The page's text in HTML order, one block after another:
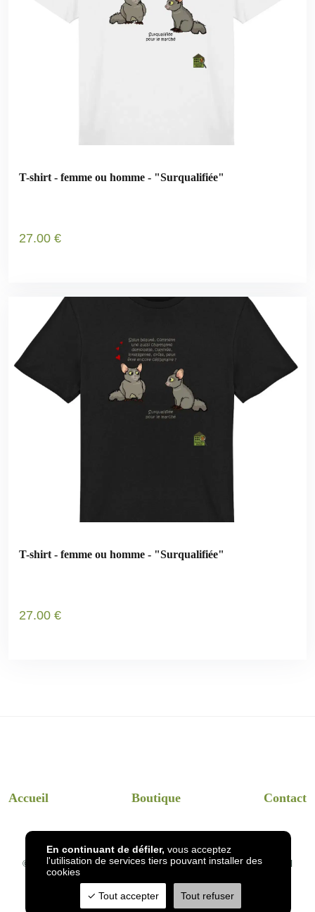
T-shirt - femme ou homme - "Surqualifiée"
27.00 €
T-shirt - femme ou homme - "Surqualifiée"
27.00 €
Accueil Boutique Contact
© 2026InsectsHotel- Dessins et visuels InsectsHotel en réel
En continuant de défiler, vous acceptez
l'utilisation de services tiers pouvant installer des
cookies
Tout accepter Tout refuser